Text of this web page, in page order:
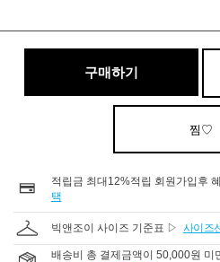
구매하기
찜♡
적립금 최대12%적립 회원가입후
택
빅앤조이 사이즈 기준표 ▷ 사이즈
배송비 총 결제금액이 50,000원 미